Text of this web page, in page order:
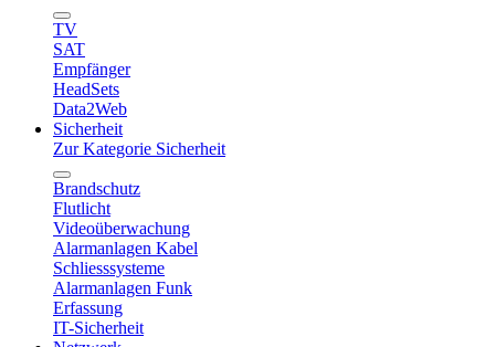
TV
SAT
Empfänger
HeadSets
Data2Web
Sicherheit
Zur Kategorie Sicherheit
Brandschutz
Flutlicht
Videoüberwachung
Alarmanlagen Kabel
Schliesssysteme
Alarmanlagen Funk
Erfassung
IT-Sicherheit